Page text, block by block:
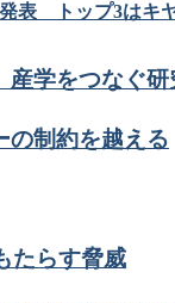
表 トップ3はキ
学をつなぐ研
の制約を越える
たらす脅威